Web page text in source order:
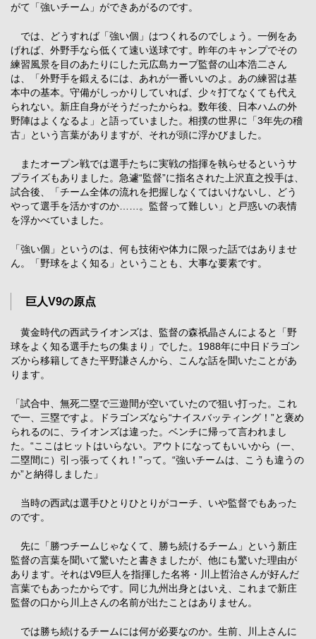
がて「強いチーム」ができあがるのです。
では、どうすれば「強い個」はつくれるのでしょう。一例をあ
げれば、外野手なら低くて速い送球です。昨年のキャンプでその
練習風景を目のあたりにした元広島カープ監督の山本浩二さん
は、「外野手を鍛えるには、あれが一番いいのよ。あの練習は基
本中の基本。守備がしっかりしていれば、少々打てなくても代え
られない。新庄自身がそうだったからね。数年後、日本ハムの外
野陣はよくなるよ」と語っていました。相撲の世界に「3年先の稽
古」という言葉がありますが、それが頭に浮かびました。
またオープン戦では選手たちに実戦の指揮を執らせるというサ
プライズもありました。急遽“監督”に指名された上沢直之投手は、
試合後、「チーム全体の流れを把握しなくてはいけないし、どう
やって選手を活かすのか……。監督って難しい」と戸惑いの表情
を浮かべていました。
「強い個」というのは、何も技術や体力に限った話ではありませ
ん。「野球をよく知る」ということも、大事な要素です。
巨人V9の原点
黄金時代の西武ライオンズは、監督の森祇晶さんによると「野
球をよく知る選手たちの集まり」でした。1988年に中日ドラゴン
ズから移籍してきた平野謙さんから、こんな話を聞いたことがあ
ります。
「試合中、無死二塁で三遊間が空いていたので狙い打った。これ
で一、三塁ですよ。ドラゴンズなら“ナイスバッティング！”と褒め
られるのに、ライオンズは違った。ベンチに帰って言われまし
た。“ここはヒットはいらない。アウトになってもいいから（一、
二塁間に）引っ張ってくれ！”って。“強いチームは、こうも違うの
か”と納得しました」
当時の西武は選手ひとりひとりがコーチ、いや監督でもあった
のです。
先に「勝つチームじゃなくて、勝ち続けるチーム」という新庄
監督の言葉を聞いて驚いたと書きましたが、他にも驚いた理由が
あります。それはV9巨人を指揮した名将・川上哲治さんが好んだ
言葉でもあったからです。同じ九州出身とはいえ、これまで新庄
監督の口から川上さんの名前が出たことはありません。
では勝ち続けるチームには何が必要なのか。生前、川上さんに